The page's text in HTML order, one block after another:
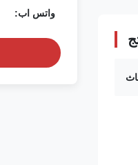
واتس اب: